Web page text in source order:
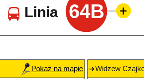
Linia 64B
Pokaż na mapie
Widzew